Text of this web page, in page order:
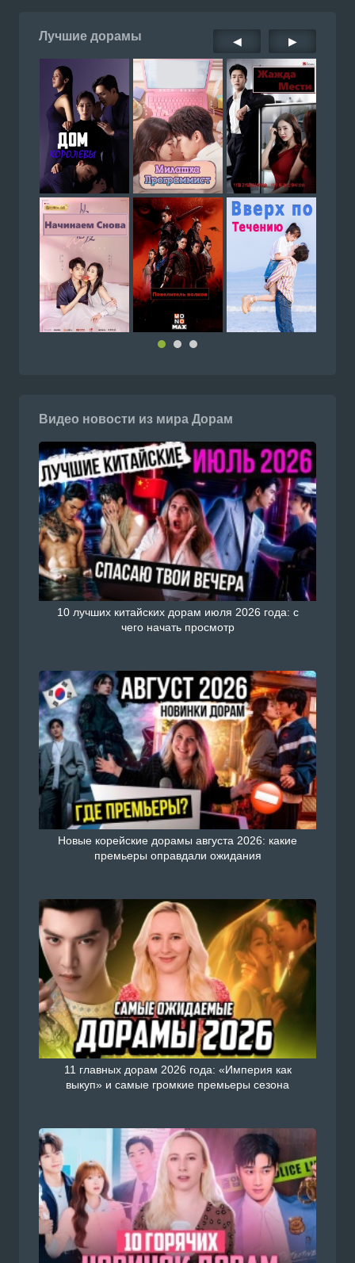
Лучшие дорамы ◀ ▶
Видео новости из мира Дорам
10 лучших китайских дорам июля 2026 года: с
чего начать просмотр
Новые корейские дорамы августа 2026: какие
премьеры оправдали ожидания
11 главных дорам 2026 года: «Империя как
выкуп» и самые громкие премьеры сезона